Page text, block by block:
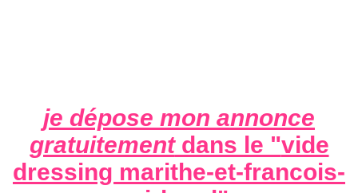
je dépose mon annonce
gratuitementdans le "vide
dressing marithe-et-francois-